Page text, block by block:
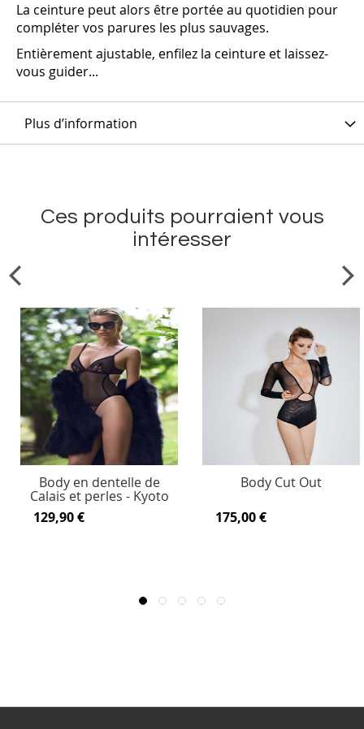
La ceinture peut alors être portée au quotidien pour
compléter vos parures les plus sauvages.
Entièrement ajustable, enfilez la ceinture et laissez-
vous guider...
Plus d’information
Ces produits pourraient vous
intéresser
Body en dentelle de
Calais et perles - Kyoto
129,90 €
Body Cut Out
175,00 €